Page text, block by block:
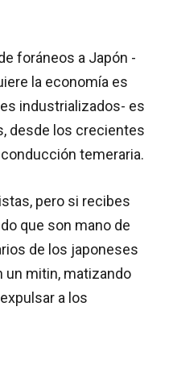
foráneos a Japón -
la economía es
industrializados- es
desde los crecientes
temeraria.
pero si recibes
que son mano de
de los japoneses
un mitin, matizando
a los